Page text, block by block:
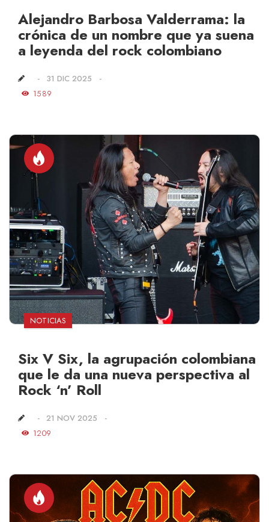
Alejandro Barbosa Valderrama: la
crónica de un nombre que ya suena
a leyenda del rock colombiano
31 DIC 2025
1589
NOTICIAS
Six V Six, la agrupación colombiana
que le da una nueva perspectiva al
Rock ‘n’ Roll
21 NOV 2025
1209